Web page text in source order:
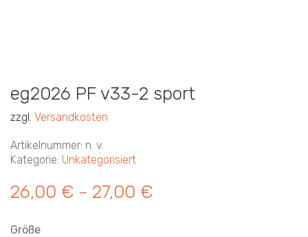
eg2026 PF v33-2 sport
zzgl. Versandkosten
Artikelnummer: n. v.
Kategorie: Unkategorisiert
26,00 € – 27,00 €
Größe